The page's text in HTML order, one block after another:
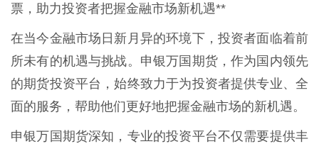
票，助力投资者把握金融市场新机遇**
在当今金融市场日新月异的环境下，投资者面临着前
所未有的机遇与挑战。申银万国期货，作为国内领先
的期货投资平台，始终致力于为投资者提供专业、全
面的服务，帮助他们更好地把握金融市场的新机遇。
申银万国期货深知，专业的投资平台不仅需要提供丰